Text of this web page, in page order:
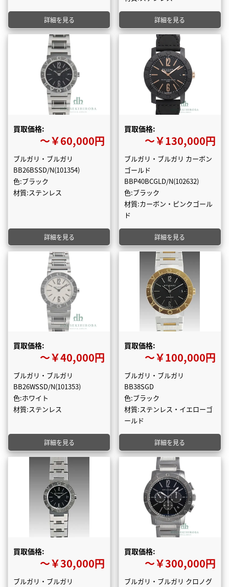
詳細を見る 詳細を見る
買取価格:
〜￥60,000円
ブルガリ・ブルガリ
BB26BSSD/N(101354)
色:ブラック
材質:ステンレス
詳細を見る
買取価格:
〜￥130,000円
ブルガリ・ブルガリ カーボン
ゴールド
BBP40BCGLD/N(102632)
色:ブラック
材質:カーボン・ピンクゴール
ド
詳細を見る
買取価格:
〜￥40,000円
ブルガリ・ブルガリ
BB26WSSD/N(101353)
色:ホワイト
材質:ステンレス
詳細を見る
買取価格:
〜￥100,000円
ブルガリ・ブルガリ
BB38SGD
色:ブラック
材質:ステンレス・イエローゴ
ールド
詳細を見る
買取価格:
〜￥30,000円
ブルガリ・ブルガリ
買取価格:
〜￥300,000円
ブルガリ・ブルガリ クロノグ